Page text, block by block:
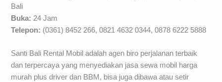
Bali
Buka: 24 Jam
Telepon: (0361) 8452 266, 0821 4632 0344, 0878 6222 5888
Santi Bali Rental Mobil adalah agen biro perjalanan terbaik
dan terpercaya yang menyediakan jasa sewa mobil harga
murah plus driver dan BBM, bisa juga dibawa atau setir